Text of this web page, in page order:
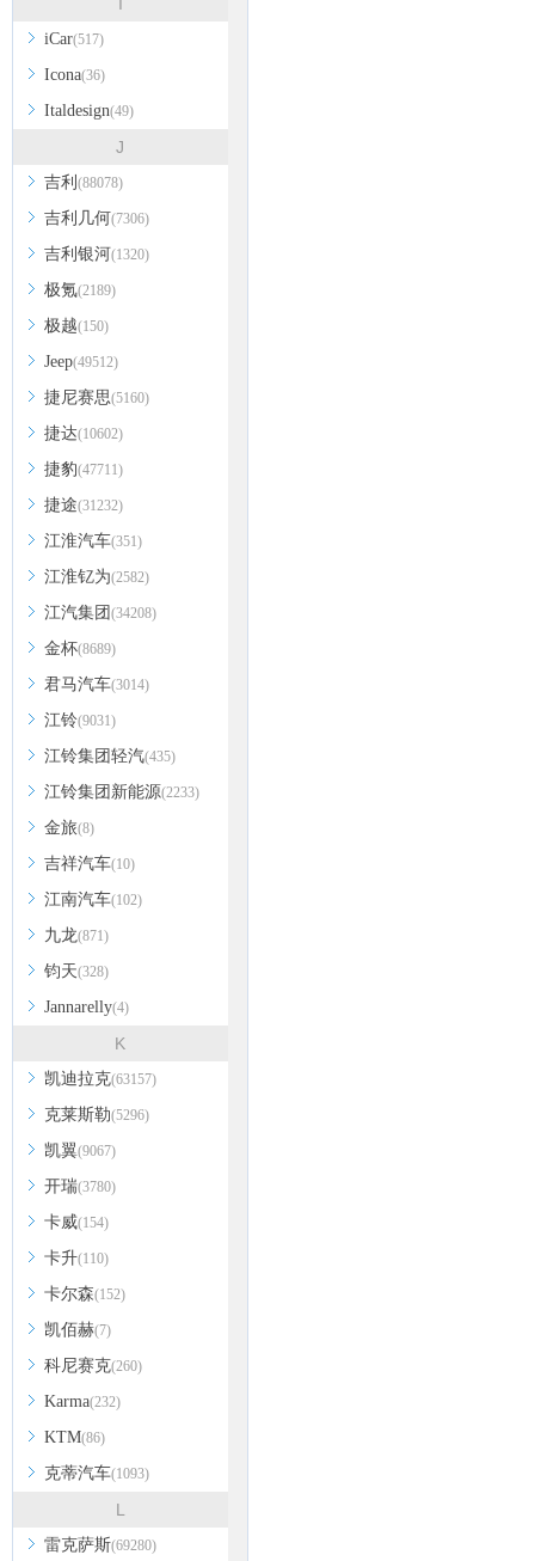
iCar(517)
Icona(36)
Italdesign(49)
J
吉利 (88078)
吉利几何(7306)
吉利银河(1320)
极氪(2189)
极越(150)
Jeep(49512)
捷尼赛思(5160)
捷达(10602)
捷豹(47711)
捷途(31232)
江淮汽车(351)
江淮钇为(2582)
江汽集团 (34208)
金杯(8689)
君马汽车(3014)
江铃(9031)
江铃集团轻汽(435)
江铃集团新能源(2233)
金旅(8)
吉祥汽车(10)
江南汽车(102)
九龙(871)
钧天(328)
Jannarelly(4)
K
凯迪拉克(63157)
克莱斯勒(5296)
凯翼(9067)
开瑞(3780)
卡威(154)
卡升(110)
卡尔森(152)
凯佰赫(7)
科尼赛克(260)
Karma(232)
KTM(86)
克蒂汽车(1093)
L
雷克萨斯(69280)